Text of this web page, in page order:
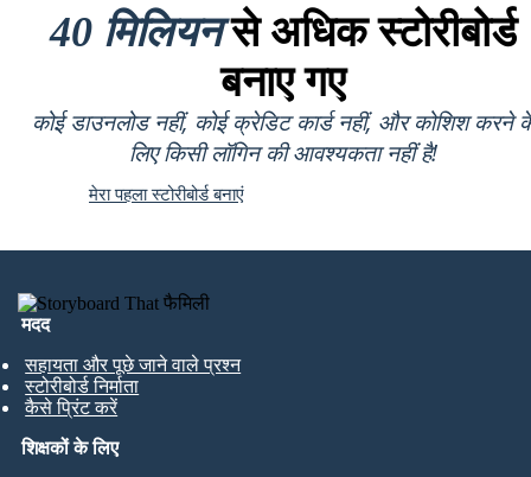
40 मिलियनसे अधिक स्टोरीबोर्ड
बनाए गए
कोई डाउनलोड नहीं, कोई क्रेडिट कार्ड नहीं, और कोशिश करने
लिए किसी लॉगिन की आवश्यकता नहीं है!
मेरा पहला स्टोरीबोर्ड बनाएं
मदद
सहायता और पूछे जाने वाले प्रश्न
स्टोरीबोर्ड निर्माता
कैसे प्रिंट करें
शिक्षकों के लिए